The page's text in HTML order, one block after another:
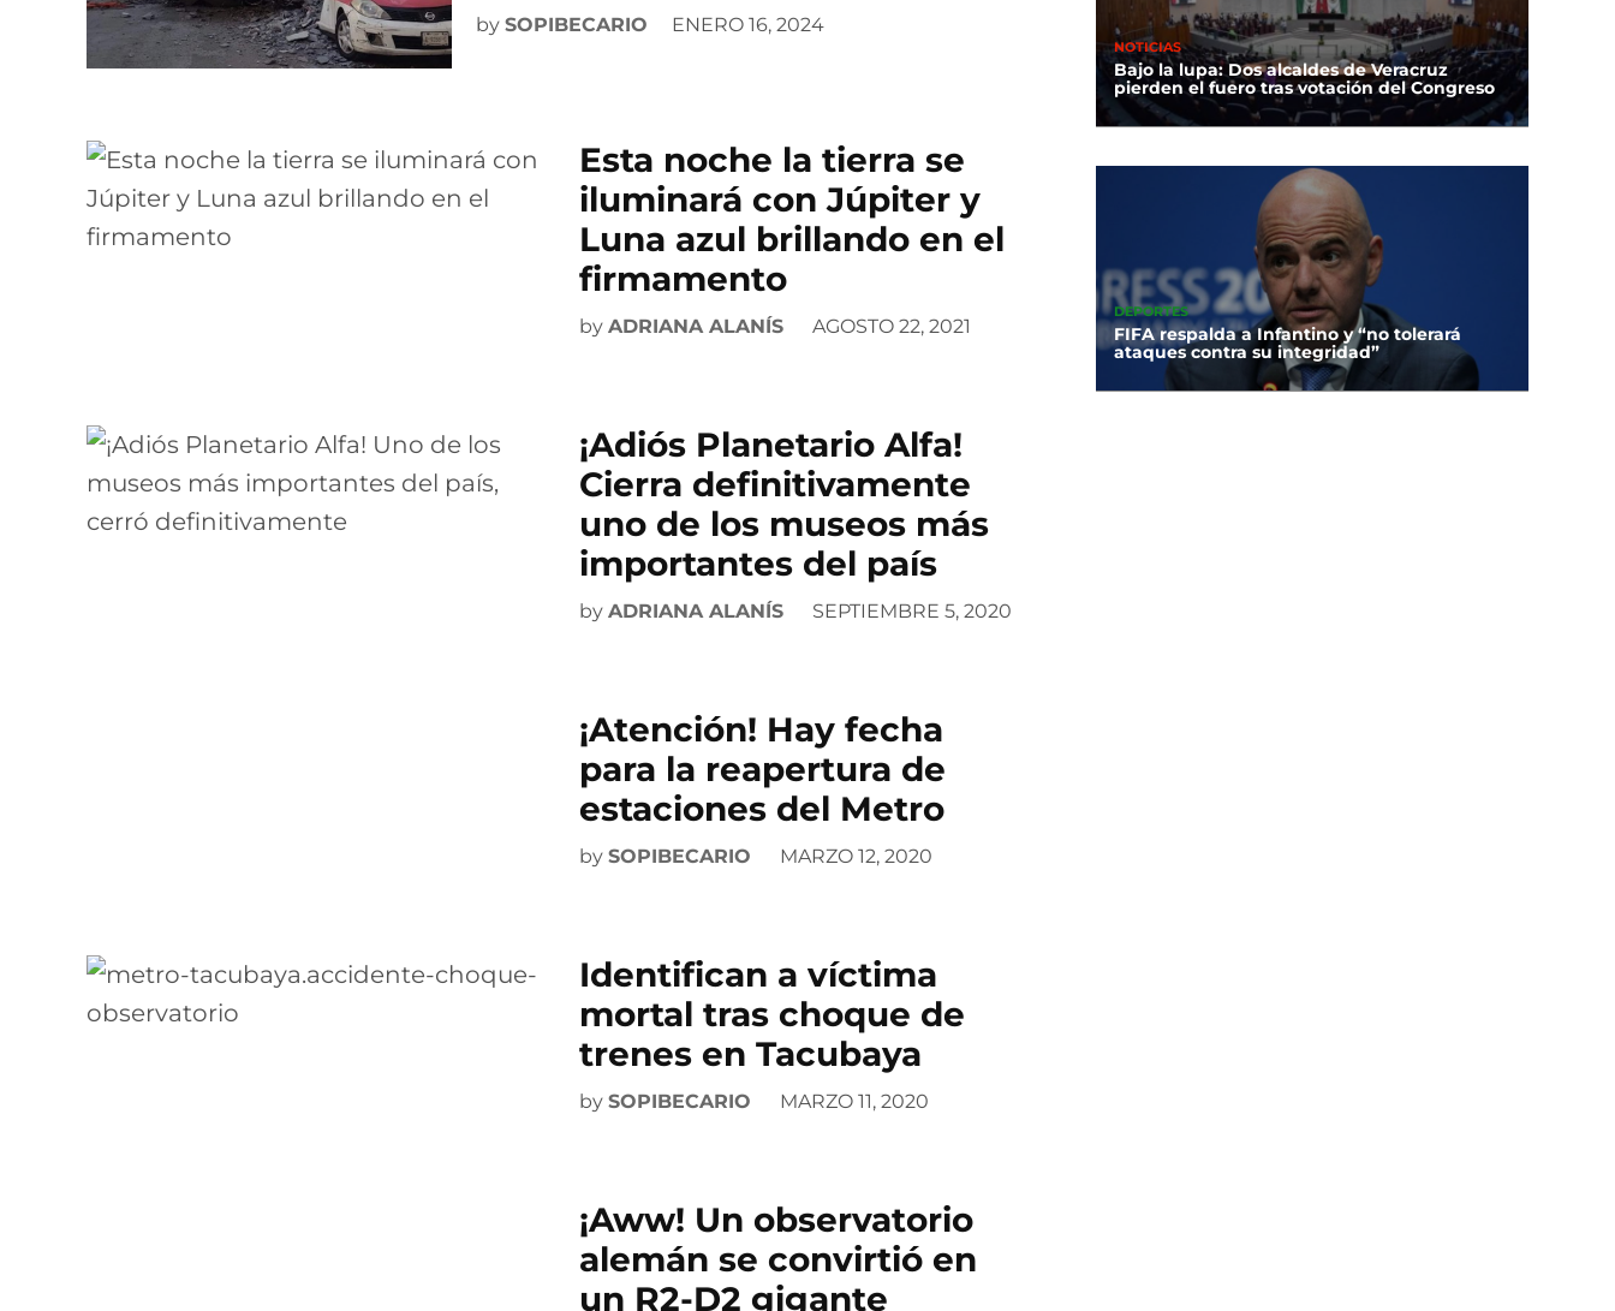
by SOPIBECARIO ENERO 16, 2024
Esta noche la tierra se
iluminará con Júpiter y
Luna azul brillando en el
firmamento
by ADRIANA ALANÍS AGOSTO 22, 2021
¡Adiós Planetario Alfa!
Cierra definitivamente
uno de los museos más
importantes del país
by ADRIANA ALANÍS SEPTIEMBRE 5, 2020
¡Atención! Hay fecha
para la reapertura de
estaciones del Metro
by SOPIBECARIO MARZO 12, 2020
Identifican a víctima
mortal tras choque de
trenes en Tacubaya
by SOPIBECARIO MARZO 11, 2020
¡Aww! Un observatorio
alemán se convirtió en
un R2-D2 gigante
NOTICIAS
Bajo la lupa: Dos alcaldes de Veracruz
pierden el fuero tras votación del Congreso
DEPORTES
FIFA respalda a Infantino y “no tolerará
ataques contra su integridad”